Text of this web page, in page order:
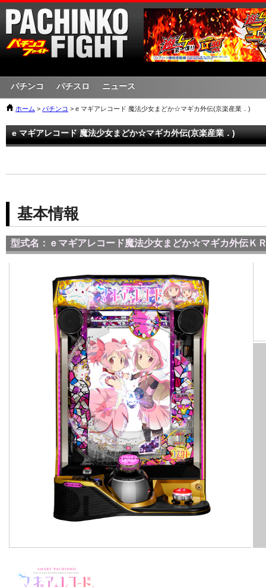
パチンコ パチスロ ニュース
ホーム > パチンコ > e マギアレコード 魔法少女まどか☆マギカ外伝(京楽産業．)
e マギアレコード 魔法少女まどか☆マギカ外伝(京楽産業．)
基本情報
型式名：ｅマギアレコード魔法少女まどか☆マギカ外伝Ｋ